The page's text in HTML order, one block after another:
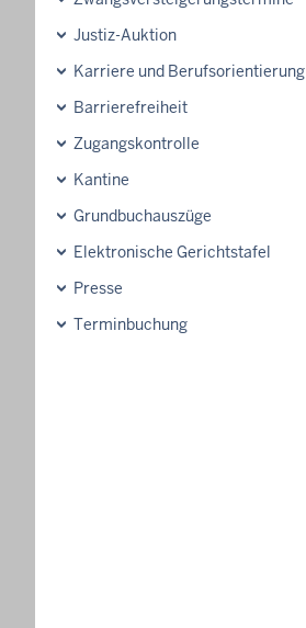
Justiz-Auktion
Karriere und Berufsorientierung
Barrierefreiheit
Zugangskontrolle
Kantine
Grundbuchauszüge
Elektronische Gerichtstafel
Presse
Terminbuchung